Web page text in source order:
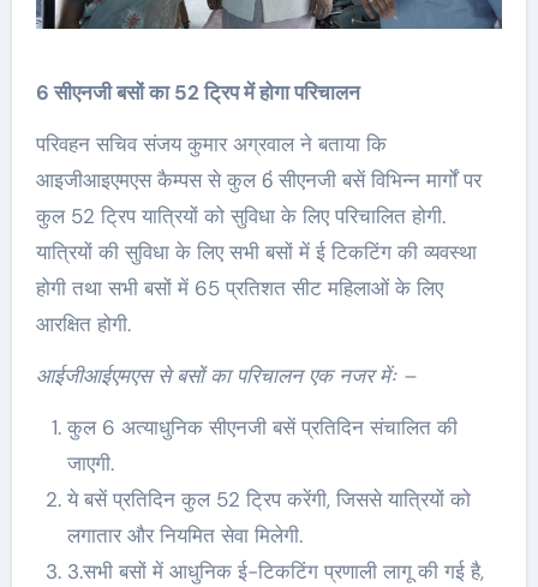
6 सीएनजी बसों का 52 ट्रिप में होगा परिचालन
परिवहन सचिव संजय कुमार अग्रवाल ने बताया कि
आइजीआइएमएस कैम्पस से कुल 6ं सीएनजी बसें विभिन्न मार्गों पर
कुल 52 ट्रिप यात्रियों को सुविधा के लिए परिचालित होगी.
यात्रियों की सुविधा के लिए सभी बसों में ई टिकटिंग की व्यवस्था
होगी तथा सभी बसों में 65 प्रतिशत सीट महिलाओं के लिए
आरक्षित होगी.
आईजीआईएमएस से बसों का परिचालन एक नजर मेंः –
कुल 6 अत्याधुनिक सीएनजी बसें प्रतिदिन संचालित की
जाएगी.
ये बसें प्रतिदिन कुल 52 ट्रिप करेंगी, जिससे यात्रियों को
लगातार और नियमित सेवा मिलेगी.
3.सभी बसों में आधुनिक ई-टिकटिंग प्रणाली लागू की गई है,